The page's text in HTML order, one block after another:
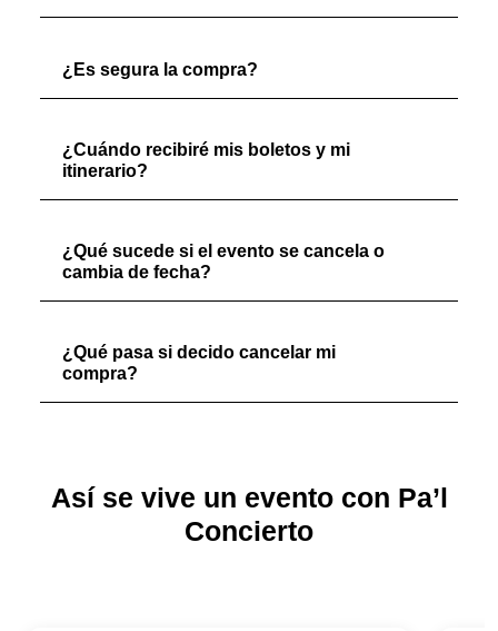
¿Es segura la compra?
¿Cuándo recibiré mis boletos y mi
itinerario?
¿Qué sucede si el evento se cancela o
cambia de fecha?
¿Qué pasa si decido cancelar mi
compra?
Así se vive un evento con Pa’l
Concierto